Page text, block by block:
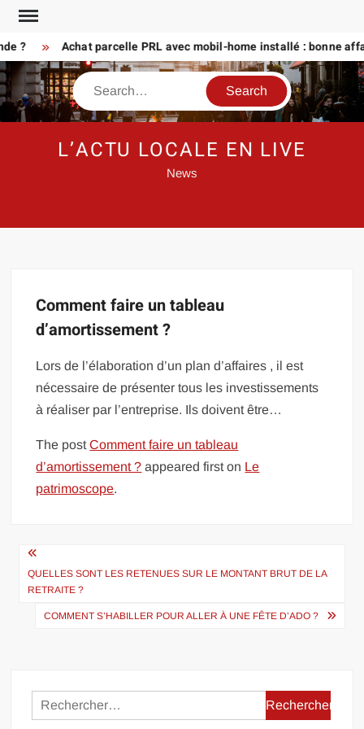
Skip
content
? Achat parcelle PRL avec mobil-home installé : bonne
Search
L’ACTU LOCALE EN LIVE
News
Comment faire un tableau
d’amortissement ?
Lors de l’élaboration d’un plan d’affaires , il est
nécessaire de présenter tous les investissements
à réaliser par l’entreprise. Ils doivent être…
The postComment faire un tableau
d’amortissement ? appeared first on Le
patrimoscope.
Navigation
de
l’article
QUELLES SONT LES RETENUES SUR LE MONTANT BRUT DE LA
RETRAITE ?
COMMENT S’HABILLER POUR ALLER À UNE FÊTE D’ADO ?
Rechercher :